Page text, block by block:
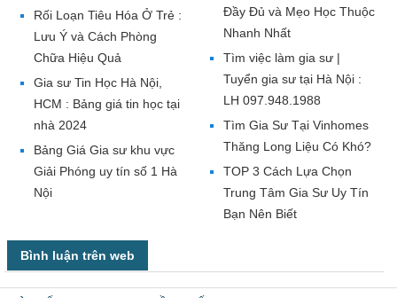
Rối Loạn Tiêu Hóa Ở Trẻ :
Lưu Ý và Cách Phòng
Chữa Hiệu Quả
Gia sư Tin Học Hà Nội,
HCM : Bảng giá tin học tại
nhà 2024
Bảng Giá Gia sư khu vực
Giải Phóng uy tín số 1 Hà
Nội
Đầy Đủ và Mẹo Học Thuộc
Nhanh Nhất
Tìm việc làm gia sư |
Tuyển gia sư tại Hà Nội :
LH 097.948.1988
Tìm Gia Sư Tại Vinhomes
Thăng Long Liệu Có Khó?
TOP 3 Cách Lựa Chọn
Trung Tâm Gia Sư Uy Tín
Bạn Nên Biết
Bình luận trên web